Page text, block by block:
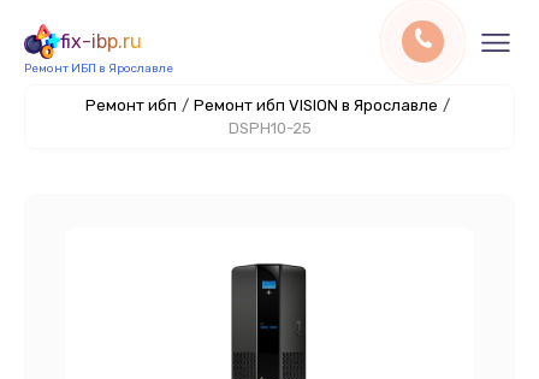
fix-ibp.ru
Ремонт ИБП в Ярославле
Ремонт ибп / Ремонт ибп VISION в Ярославле /
DSPH10-25